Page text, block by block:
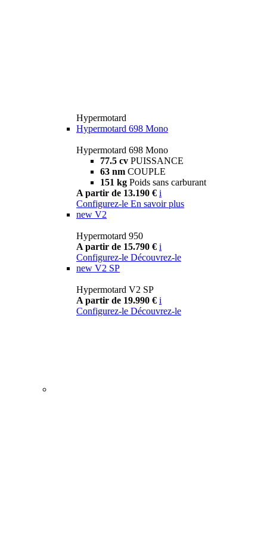
Hypermotard
Hypermotard 698 Mono
Hypermotard 698 Mono
77.5 cv PUISSANCE
63 nm COUPLE
151 kg Poids sans carburant
A partir de 13.190 € i
Configurez-le En savoir plus
new V2
Hypermotard 950
A partir de 15.790 € i
Configurez-le Découvrez-le
new V2 SP
Hypermotard V2 SP
A partir de 19.990 € i
Configurez-le Découvrez-le